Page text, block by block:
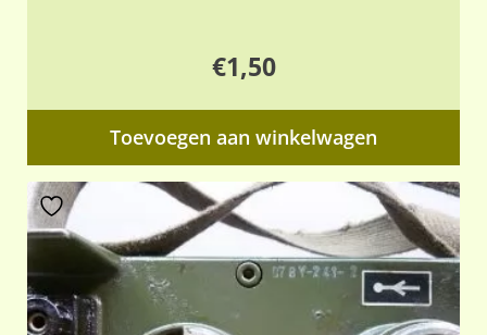
€1,50
Toevoegen aan winkelwagen